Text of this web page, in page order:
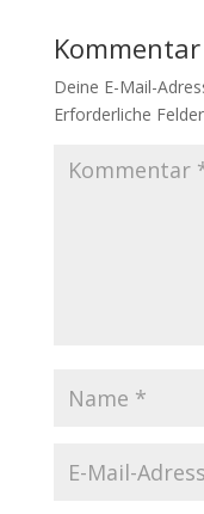
Deine E-Mail-
Erforderliche